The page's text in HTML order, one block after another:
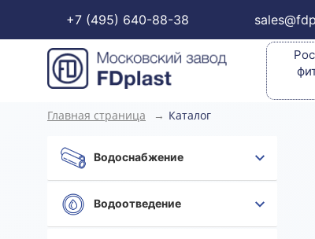
+7 (495) 640-88-38
Главная страница → Каталог
Водоснабжение
Водоотведение